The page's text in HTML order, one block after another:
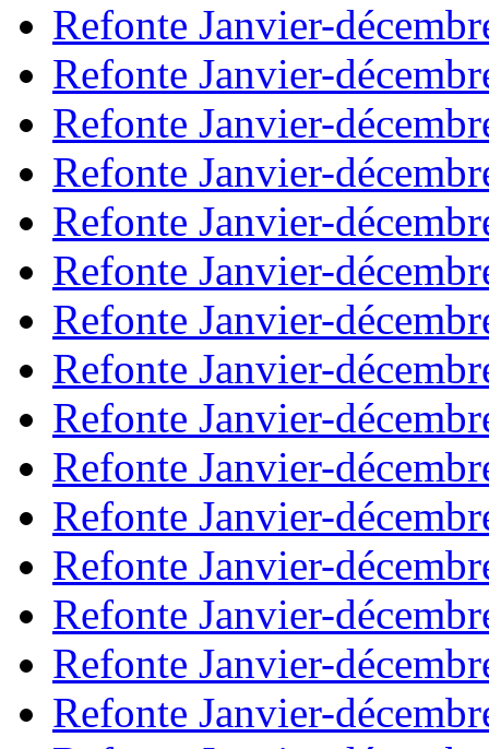
Refonte Janvier-
Refonte Janvier-
Refonte Janvier-
Refonte Janvier-
Refonte Janvier-
Refonte Janvier-
Refonte Janvier-
Refonte Janvier-
Refonte Janvier-
Refonte Janvier-
Refonte Janvier-
Refonte Janvier-
Refonte Janvier-
Refonte Janvier-
Refonte Janvier-